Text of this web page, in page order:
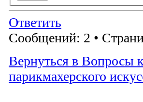
Ответить
Сообщений: 2 •
Вернуться в Вопросы
парикмахерского